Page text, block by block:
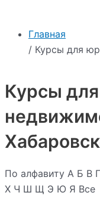
Главная
/ Курсы для
Курсы
По алфавиту А Б В Г
Х Ч Ш Щ Э Ю Я Все